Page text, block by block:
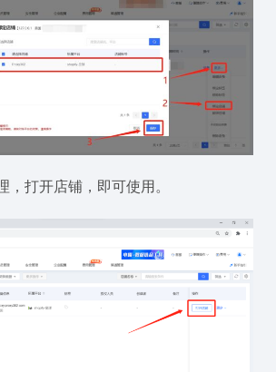
，打开店铺，即可使用。